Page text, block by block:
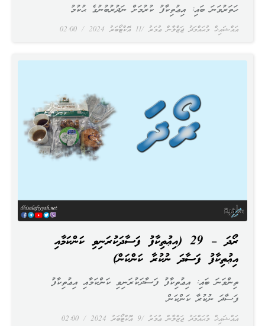
އައްޝައިޚް މުޙައްމަދު ޖަޒްލާން ޢުމަރު 11 އޮކްޓޯބަރު 2024
ހަތަރުވަނަ ބައި: އިޢުތިކާފު ކުރުމަށް ނަދުރުބުނުގެ ޙުކުމު
ރޯދަ – 29 (އިޢުތިކާފު ފަސާދަކުރަނިވި ކަންކަމާއި
އިޢުތިކާފު ފަސާދަ ނުކުރާ ކަންކަން)
އައްޝައިޚް މުޙައްމަދު ޖަޒްލާން ޢުމަރު 9 އޮކްޓޯބަރު 2024
ތިންވަނަ ބައި: އިޢުތިކާފު ފަސާދަކުރަނިވި ކަންކަމާއި އިޢުތިކާފު
ފަސާދަ ނުކުރާ ކަންކަން